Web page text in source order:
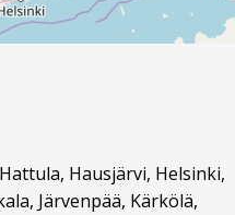
Hausjärvi, Helsinki,
Järvenpää, Kärkölä,